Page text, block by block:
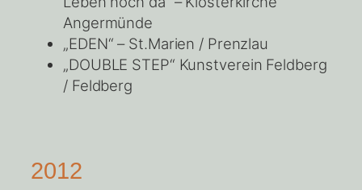
Angermünde
„EDEN“ – St.Marien / Prenzlau
„DOUBLE STEP“ Kunstverein Feldberg
/ Feldberg
2012